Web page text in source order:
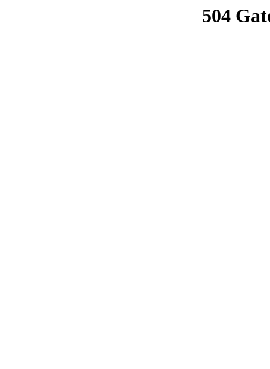
504